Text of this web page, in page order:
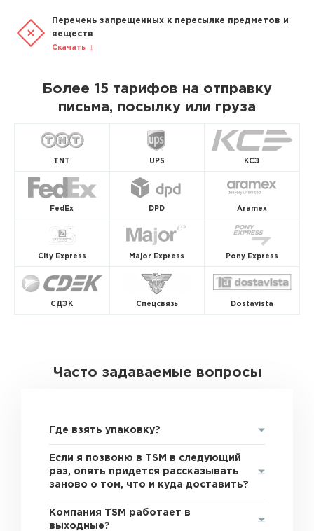
Перечень запрещенных к пересылке предметов и
веществ
Скачать
Более 15 тарифов на отправку
письма, посылку или груза
TNT UPS КСЭ
FedEx DPD Aramex
City Express Major Express Pony Express
СДЭК Спецсвязь Dostavista
Часто задаваемые вопросы
Где взять упаковку?
Если я позвоню в TSM в следующий
раз, опять придется рассказывать
заново о том, что и куда доставить?
Компания TSM работает в
выходные?